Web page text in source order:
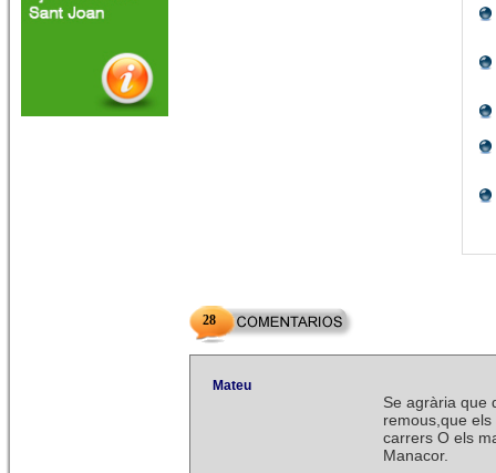
28
Mateu
Se agrària que
remous,que
carrers O els
Manacor.